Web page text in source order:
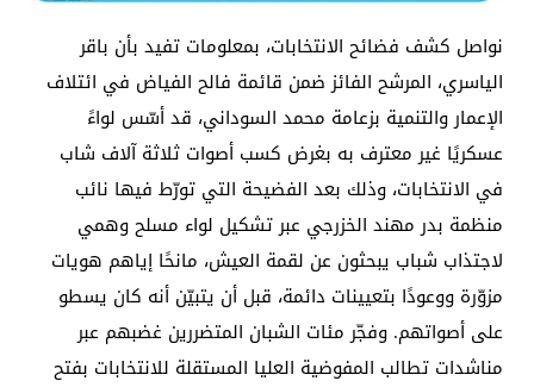
نواصل كشف فضائح الانتخابات، بمعلومات تفيد بأن باقر
الياسري، المرشح الفائز ضمن قائمة فالح الفياض في ائتلاف
الإعمار والتنمية بزعامة محمد السوداني، قد أسّس لواءً
عسكريًا غير معترف به بغرض كسب أصوات ثلاثة آلاف شاب
في الانتخابات، وذلك بعد الفضيحة التي تورّط فيها نائب
منظمة بدر مهند الخزرجي عبر تشكيل لواء مسلح وهمي
لاجتذاب شباب يبحثون عن لقمة العيش، مانحًا إياهم هويات
مزوّرة ووعودًا بتعيينات دائمة، قبل أن يتبيّن أنه كان يسطو
على أصواتهم. وفجّر مئات الشبان المتضررين غضبهم عبر
مناشدات تطالب المفوضية العليا المستقلة للانتخابات بفتح